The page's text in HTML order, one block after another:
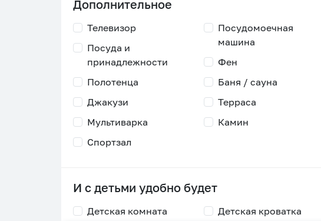
Дополнительное
Телевизор
Посуда и
принадлежности
Посудомоечная
машина
Фен
Полотенца
Джакузи
Баня / сауна
Терраса
Мультиварка
Спортзал
Камин
И с детьми удобно будет
Детская комната
Детская кроватка